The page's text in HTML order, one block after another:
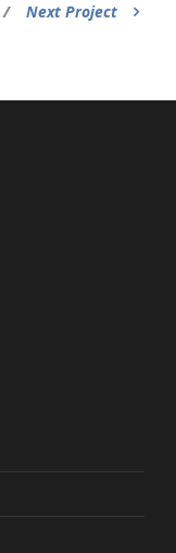
/ Next Project